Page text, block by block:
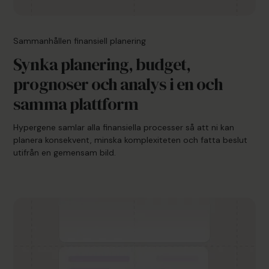
Sammanhållen finansiell planering
Synka planering, budget,
prognoser och analys i en och
samma plattform
Hypergene samlar alla finansiella processer så att ni kan
planera konsekvent, minska komplexiteten och fatta beslut
utifrån en gemensam bild.